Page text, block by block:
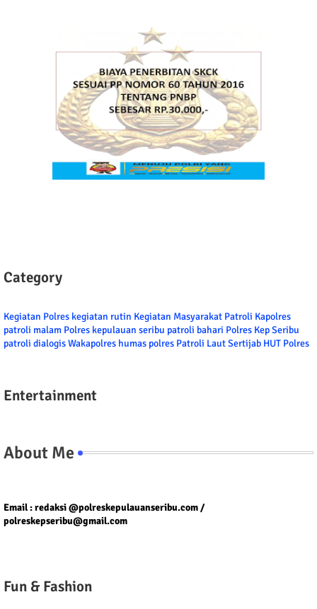
Category
Kegiatan Polres kegiatan rutin Kegiatan Masyarakat Patroli Kapolres
patroli malam Polres kepulauan seribu patroli bahari Polres Kep Seribu
patroli dialogisWakapolres humas polres Patroli LautSertijab HUT Polres
Entertainment
About Me
Email : redaksi @polreskepulauanseribu.com /
polreskepseribu@gmail.com
Fun & Fashion